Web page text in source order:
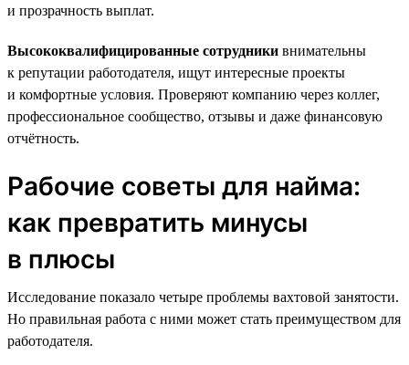
и прозрачность выплат.
Высококвалифицированные сотрудники внимательны
к репутации работодателя, ищут интересные проекты
и комфортные условия. Проверяют компанию через коллег,
профессиональное сообщество, отзывы и даже финансовую
отчётность.
Рабочие советы для найма:
как превратить минусы
в плюсы
Исследование показало четыре проблемы вахтовой занятости.
Но правильная работа с ними может стать преимуществом для
работодателя.